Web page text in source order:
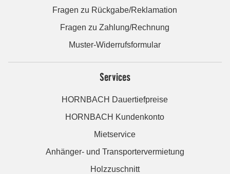
Fragen zu Rückgabe/Reklamation
Fragen zu Zahlung/Rechnung
Muster-Widerrufsformular
Services
HORNBACH Dauertiefpreise
HORNBACH Kundenkonto
Mietservice
Anhänger- und Transportervermietung
Holzzuschnitt